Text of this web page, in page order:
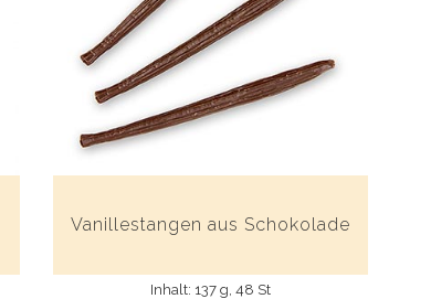
Vanillestangen aus Schokolade
Inhalt: 137 g, 48 St